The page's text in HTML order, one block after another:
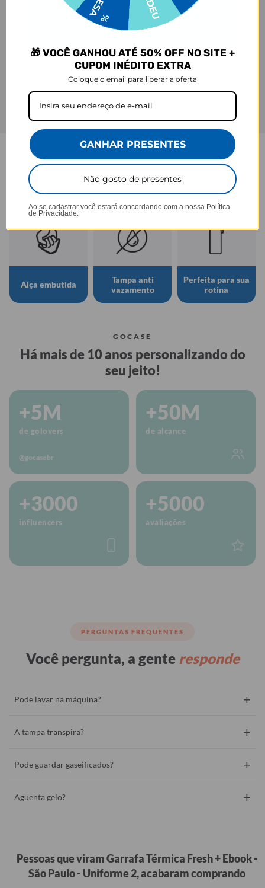
Praticidade que acompanha seu ritmo.
Alça embutida
Tampa anti
vazamento
Perfeita para sua
rotina
GOCASE
Há mais de 10 anos personalizando do
seu jeito!
+5M
de golovers
@gocasebr
+50M
de alcance
+3000
influencers
+5000
avaliações
PERGUNTAS FREQUENTES
Você pergunta, a gente responde
Pode lavar na máquina? +
A tampa transpira? +
Pode guardar gaseificados? +
Aguenta gelo? +
Pessoas que viram Garrafa Térmica Fresh + Ebook -
São Paulo - Uniforme 2, acabaram comprando
🎁 VOCÊ GANHOU ATÉ 50% OFF NO SITE +
CUPOM INÉDITO EXTRA
Coloque o email para liberar a oferta
GANHAR PRESENTES
Não gosto de presentes
Ao se cadastrar você estará concordando com a nossa Política
de Privacidade.